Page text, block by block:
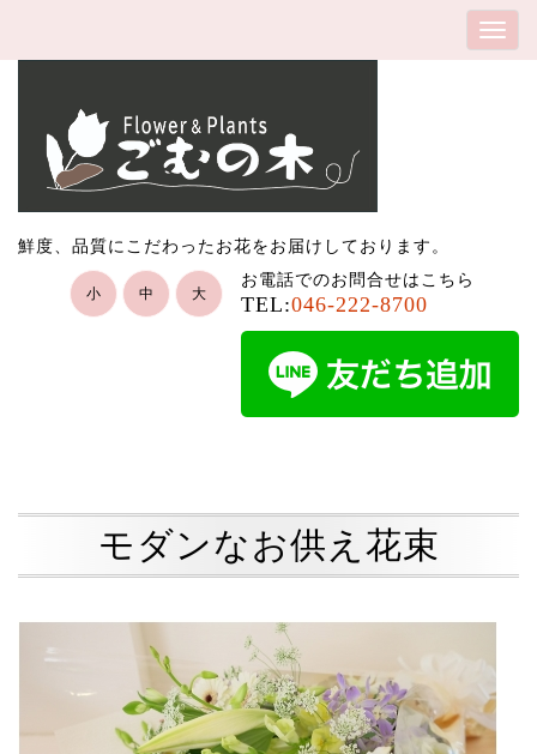
鮮度、品質にこだわったお花をお届けしております。
お電話でのお問合せはこちら
TEL:046-222-8700
小 中 大
モダンなお供え花束